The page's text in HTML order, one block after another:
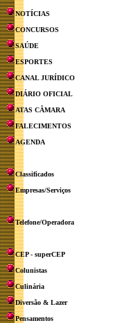
NOTÍCIAS
CONCURSOS
SAÚDE
ESPORTES
CANAL JURÍDICO
DIÁRIO OFICIAL
ATAS CÂMARA
FALECIMENTOS
AGENDA
Classificados
Empresas/Serviços
Telefone/Operadora
CEP - superCEP
Colunistas
Culinária
Diversão & Lazer
Pensamentos